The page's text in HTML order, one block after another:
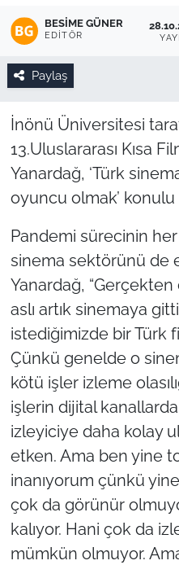
BESIME GÜNER
EDITÖR
Paylaş
İnönü Üniversitesi
13.Uluslararası Kısa
Yanardağ, ‘Türk
oyuncu olmak’ konulu
Pandemi sürecinin
sinema sektörünü de
Yanardağ,
aslı artık sinemaya
istediğimizde bir Türk
Çünkü genelde o
kötü işler izleme
işlerin dijital kanallarda
izleyiciye daha kolay
etken. Ama ben yine
inanıyorum çünkü
çok da görünür
kalıyor. Hani çok da
mümkün olmuyor.